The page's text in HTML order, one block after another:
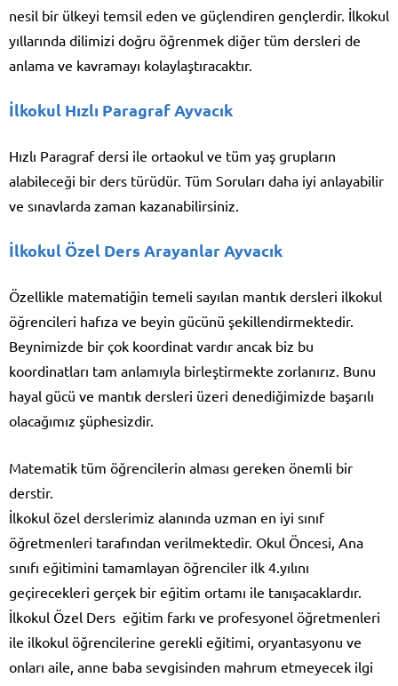
nesil bir ülkeyi temsil eden ve güçlendiren gençlerdir. İlkokul
yıllarında dilimizi doğru öğrenmek diğer tüm dersleri de
anlama ve kavramayı kolaylaştıracaktır.
İlkokul Hızlı Paragraf Ayvacık
Hızlı Paragraf dersi ile ortaokul ve tüm yaş grupların
alabileceği bir ders türüdür. Tüm Soruları daha iyi anlayabilir
ve sınavlarda zaman kazanabilirsiniz.
İlkokul Özel Ders Arayanlar Ayvacık
Özellikle matematiğin temeli sayılan mantık dersleri ilkokul
öğrencileri hafıza ve beyin gücünü şekillendirmektedir.
Beynimizde bir çok koordinat vardır ancak biz bu
koordinatları tam anlamıyla birleştirmekte zorlanırız. Bunu
hayal gücü ve mantık dersleri üzeri denediğimizde başarılı
olacağımız şüphesizdir.
Matematik tüm öğrencilerin alması gereken önemli bir
derstir.
İlkokul özel derslerimiz alanında uzman en iyi sınıf
öğretmenleri tarafından verilmektedir. Okul Öncesi, Ana
sınıfı eğitimini tamamlayan öğrenciler ilk 4.yılını
geçirecekleri gerçek bir eğitim ortamı ile tanışacaklardır.
İlkokul Özel Ders eğitim farkı ve profesyonel öğretmenleri
ile ilkokul öğrencilerine gerekli eğitimi, oryantasyonu ve
onları aile, anne baba sevgisinden mahrum etmeyecek ilgi